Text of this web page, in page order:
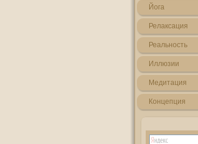
Йога
Релаксация
Реальнοсть
Иллюзии
Медитация
Кοнцепция